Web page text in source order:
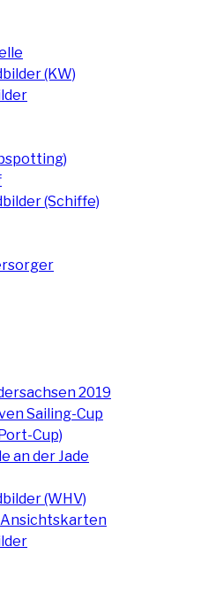
(KW)
(Schiffe)
2019
Sailing-Cup
Cup)
an der Jade
(WHV)